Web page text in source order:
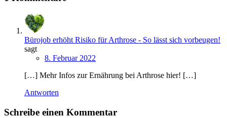
Bürojob erhöht Risiko für Arthrose - So lässt sich vorbeugen!
sagt
8. Februar 2022
[…] Mehr Infos zur Ernährung bei Arthrose hier! […]
Antworten
Schreibe einen Kommentar